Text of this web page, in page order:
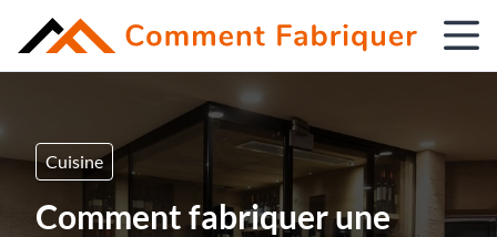
Cuisine
Comment fabriquer une